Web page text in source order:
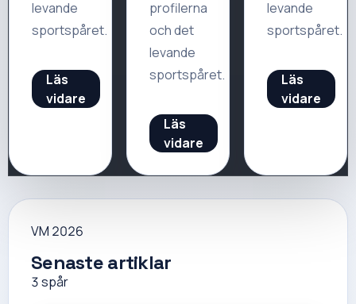
levande
sportspåret.
Läs
vidare
profilerna
och det
levande
sportspåret.
Läs
vidare
levande
sportspåret.
Läs
vidare
VM 2026
Senaste artiklar
3spår